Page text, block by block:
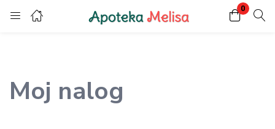
0
Login Register
Moj nalog